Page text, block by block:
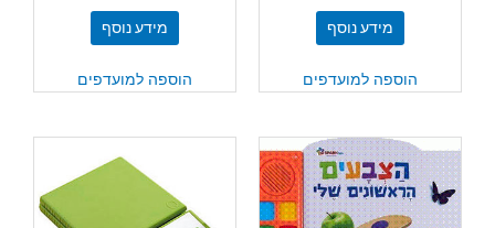
מידע נוסף
הוספה למועדפים
מידע נוסף
הוספה למועדפים